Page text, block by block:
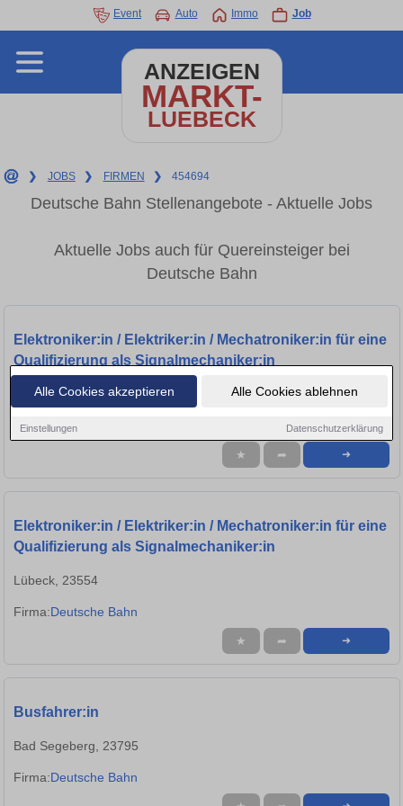
Alle Cookies akzeptieren Alle Cookies ablehnen
Einstellungen Datenschutzerklärung
Event Auto Immo Job
ANZEIGEN
MARKT-
LUEBECK
❯ JOBS ❯ FIRMEN ❯ 454694
Deutsche Bahn Stellenangebote - Aktuelle Jobs
Aktuelle Jobs auch für Quereinsteiger bei
Deutsche Bahn
Elektroniker:in / Elektriker:in / Mechatroniker:in für eine
Qualifizierung als Signalmechaniker:in
Lübeck, 23539
Firma:Deutsche Bahn AG
★ ➦ ➜
Elektroniker:in / Elektriker:in / Mechatroniker:in für eine
Qualifizierung als Signalmechaniker:in
Lübeck, 23554
Firma:Deutsche Bahn
★ ➦ ➜
Busfahrer:in
Bad Segeberg, 23795
Firma:Deutsche Bahn